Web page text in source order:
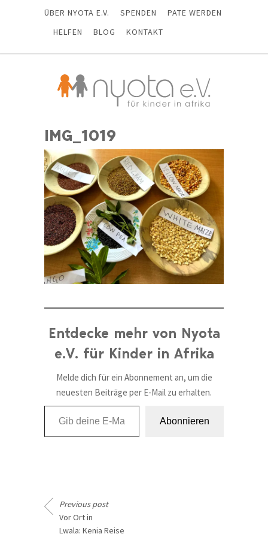
ÜBER NYOTA E.V. SPENDEN
PATE WERDEN
HELFEN
BLOG KONTAKT
IMG_1019
Entdecke mehr von Nyota
e.V. für Kinder in Afrika
Melde dich für ein Abonnement an, um die
neuesten Beiträge per E-Mail zu erhalten.
Gib deine E-Mail-Adresse ein ...
Abonnieren
Previous post
Vor Ort in
Lwala: Kenia Reise